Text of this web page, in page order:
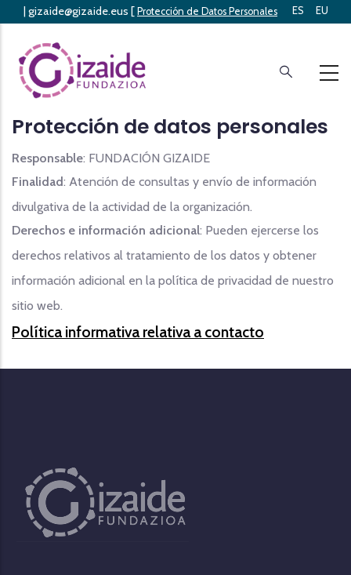
main
content
EU
ES
| gizaide@gizaide.eus [ Protección de Datos Personales
Protección de datos personales
Responsable: FUNDACIÓN GIZAIDE
Finalidad: Atención de consultas y envío de información
divulgativa de la actividad de la organización.
Derechos e información adicional: Pueden ejercerse los
derechos relativos al tratamiento de los datos y obtener
información adicional en la política de privacidad de nuestro
sitio web.
Política informativa relativa a contacto